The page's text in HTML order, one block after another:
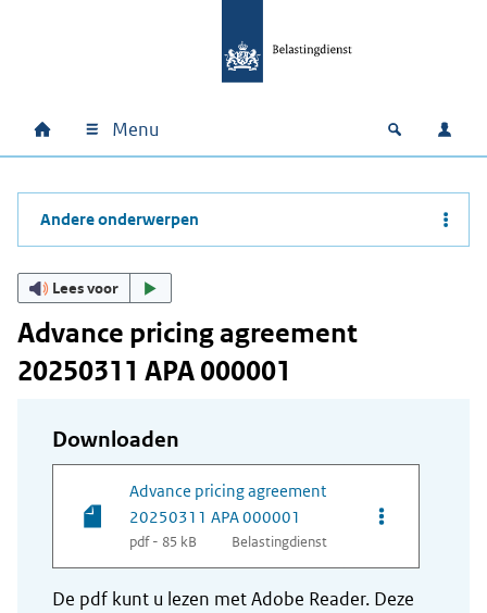
Hoofdnavigatie
Home Menu Open
Andere onderwerpen
Lees voor
Advance pricing agreement
20250311 APA 000001
Downloaden
Advance pricing agreement
20250311 APA 000001
pdf - 85 kB Belastingdienst
Opties van
De pdf kunt u lezen met Adobe Reader. Deze